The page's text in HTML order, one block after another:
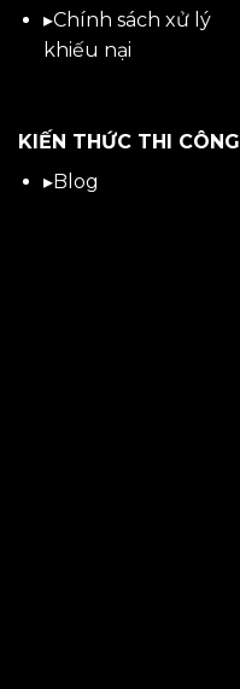
▸Chính sách xử lý
khiếu nại
KIẾN THỨC THI CÔNG
▸Blog